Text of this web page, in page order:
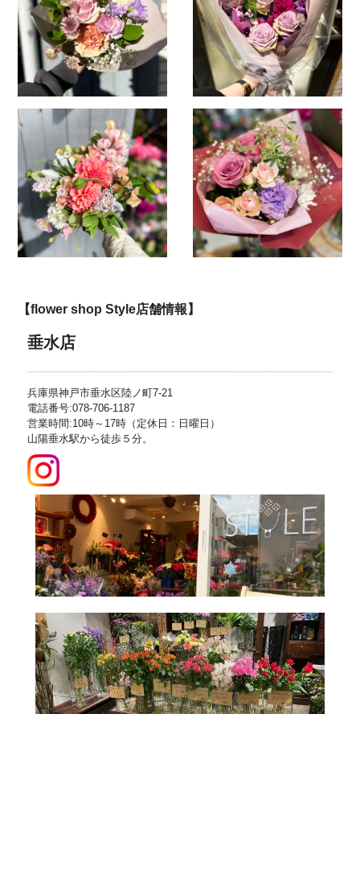
【flower shop Style店舗情報】
垂水店
兵庫県神戸市垂水区陸ノ町7-21
電話番号:078-706-1187
営業時間:10時～17時（定休日：日曜日）
山陽垂水駅から徒歩５分。